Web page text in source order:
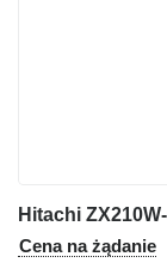
Cena na żądanie